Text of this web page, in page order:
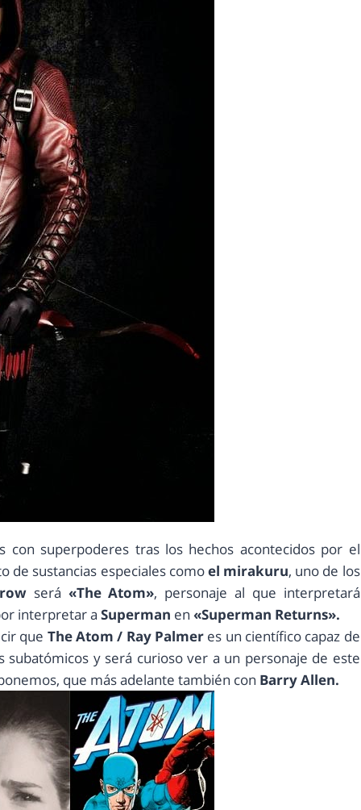
con superpoderes tras los hechos acontecidos por el
de sustancias especiales comoel mirakuru, uno de los
será «The Atom», personaje al que interpretará
interpretar a Superman en «Superman Returns».
que The Atom / Ray Palmer es un científico capaz de
y será curioso ver a un personaje de este
que más adelante también con Barry Allen.